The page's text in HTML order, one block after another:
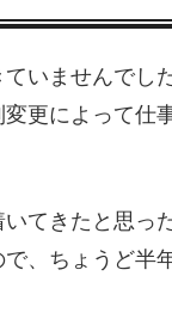
いませんでし
更によって仕
てきたと思
、ちょうど半